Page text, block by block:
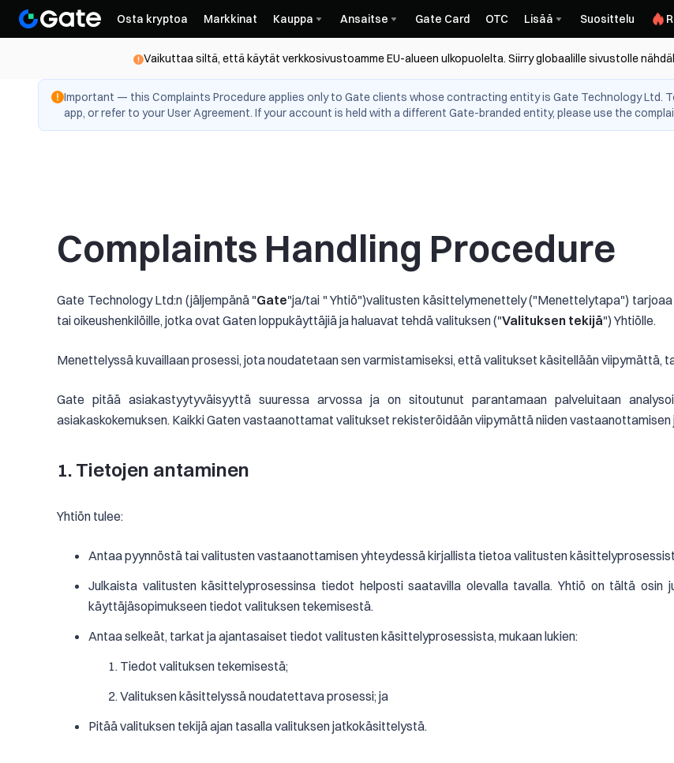
Osta kryptoa Markkinat Kauppa Ansaitse Gate Card OTC Lisää Suosittelu
Vaikuttaa siltä, että käytät verkkosivustoamme EU-alueen ulkopuolelta. Siirry globaalille sivustolle
Important — this Complaints Procedure applies only to Gate clients whose contracting entity is Gate Technology Ltd.
app, or refer to your User Agreement. If your account is held with a different Gate-branded entity, please use the
Complaints Handling Procedure
Gate Technology Ltd:n (jäljempänä "Gate"ja/tai " Yhtiö")valitusten käsittelymenettely ("Menettelytapa") tarjoaa
tai oikeushenkilöille, jotka ovat Gaten loppukäyttäjiä ja haluavat tehdä valituksen ("Valituksen tekijä") Yhtiölle.
Menettelyssä kuvaillaan prosessi, jota noudatetaan sen varmistamiseksi, että valitukset käsitellään viipymättä,
Gate pitää asiakastyytyväisyyttä suuressa arvossa ja on sitoutunut parantamaan palveluitaan
asiakaskokemuksen. Kaikki Gaten vastaanottamat valitukset rekisteröidään viipymättä niiden vastaanottamisen
1. Tietojen antaminen
Yhtiön tulee:
Antaa pyynnöstä tai valitusten vastaanottamisen yhteydessä kirjallista tietoa valitusten
Julkaista valitusten käsittelyprosessinsa tiedot helposti saatavilla olevalla tavalla. Yhtiö on tältä osin
käyttäjäsopimukseen tiedot valituksen tekemisestä.
Antaa selkeät, tarkat ja ajantasaiset tiedot valitusten käsittelyprosessista, mukaan lukien:
Tiedot valituksen tekemisestä;
Valituksen käsittelyssä noudatettava prosessi; ja
Pitää valituksen tekijä ajan tasalla valituksen jatkokäsittelystä.